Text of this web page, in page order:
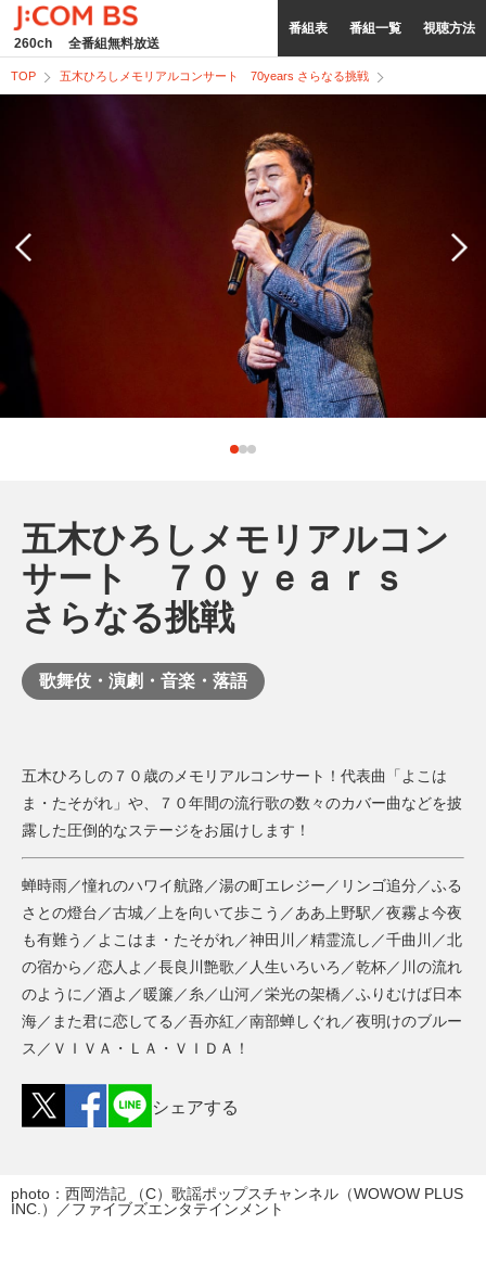
260ch 全番組無料放送
番組表 番組一覧 視聴方法
TOP 五木ひろしメモリアルコンサート 70years さらなる挑戦
五木ひろしメモリアルコン
サート ７０ｙｅａｒｓ
さらなる挑戦
歌舞伎・演劇・音楽・落語
五木ひろしの７０歳のメモリアルコンサート！代表曲「よこは
ま・たそがれ」や、７０年間の流行歌の数々のカバー曲などを披
露した圧倒的なステージをお届けします！
蝉時雨／憧れのハワイ航路／湯の町エレジー／リンゴ追分／ふる
さとの燈台／古城／上を向いて歩こう／ああ上野駅／夜霧よ今夜
も有難う／よこはま・たそがれ／神田川／精霊流し／千曲川／北
の宿から／恋人よ／長良川艶歌／人生いろいろ／乾杯／川の流れ
のように／酒よ／暖簾／糸／山河／栄光の架橋／ふりむけば日本
海／また君に恋してる／吾亦紅／南部蝉しぐれ／夜明けのブルー
ス／ＶＩＶＡ・ＬＡ・ＶＩＤＡ！
シェアする
photo：西岡浩記 （C）歌謡ポップスチャンネル（WOWOW PLUS
INC.）／ファイブズエンタテインメント